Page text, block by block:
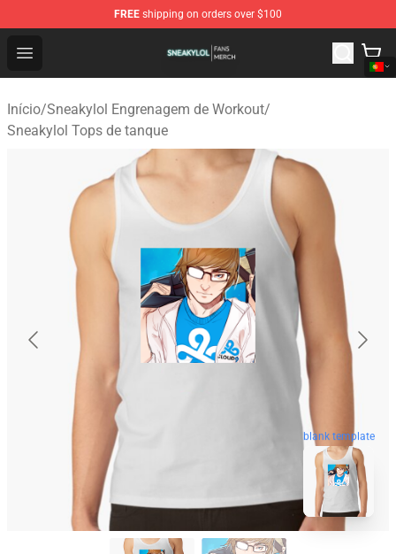
FREE shipping on orders over $100
Open menu
Sneakylol Shop - Official Sneakylol Merchandise Store
Início/Sneakylol Engrenagem de Workout/
Sneakylol Tops de tanque
blank template